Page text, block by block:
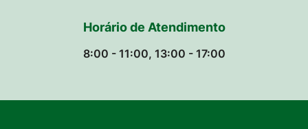
Horário de Atendimento
8:00 - 11:00, 13:00 - 17:00